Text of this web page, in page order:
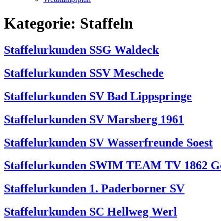
Kategorie: Staffeln
Staffelurkunden SSG Waldeck
Staffelurkunden SSV Meschede
Staffelurkunden SV Bad Lippspringe
Staffelurkunden SV Marsberg 1961
Staffelurkunden SV Wasserfreunde Soest
Staffelurkunden SWIM TEAM TV 1862
Staffelurkunden 1. Paderborner SV
Staffelurkunden SC Hellweg Werl